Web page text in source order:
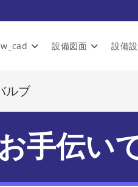
設備図面 設備
ルブ
手伝い